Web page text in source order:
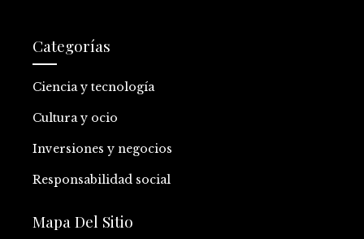
Categorías
Ciencia y tecnología
Cultura y ocio
Inversiones y negocios
Responsabilidad social
Mapa Del Sitio